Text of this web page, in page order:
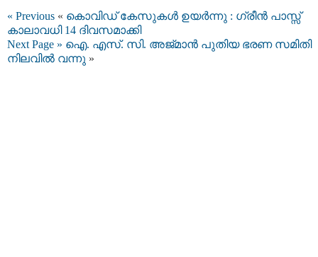
« Previous « കൊവിഡ് കേസുകള്‍ ഉയര്‍ന്നു : ഗ്രീൻ പാസ്സ്
കാലാവധി 14 ദിവസമാക്കി
Next Page » ഐ. എസ്. സി. അജ്മാൻ പുതിയ ഭരണ സമിതി
നിലവില്‍ വന്നു »